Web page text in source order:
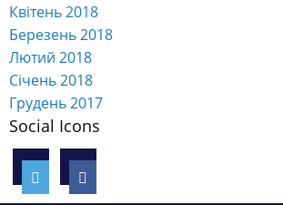
Квітень 2018
Березень 2018
Лютий 2018
Січень 2018
Грудень 2017
Social Icons